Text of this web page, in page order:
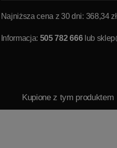
Najniższa cena z 30 dni: 368,34 zł
Informacja: 505 782 666lub
Kupione z tym produktem